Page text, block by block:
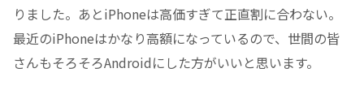
りました。あとiPhoneは高価すぎて正直割に合わない。
最近のiPhoneはかなり高額になっているので、世間の皆
さんもそろそろAndroidにした方がいいと思います。